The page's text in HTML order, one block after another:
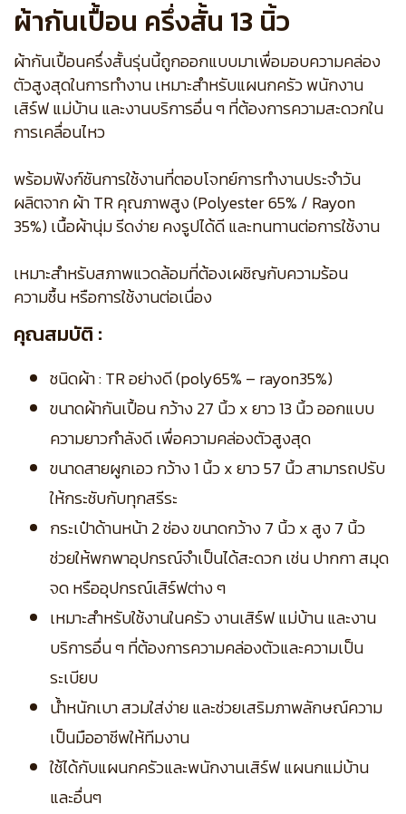
ผ้ากันเปื้อน ครึ่งสั้น 13 นิ้ว
ผ้ากันเปื้อนครึ่งสั้นรุ่นนี้ถูกออกแบบมาเพื่อมอบความคล่อง
ตัวสูงสุดในการทำงาน เหมาะสำหรับแผนกครัว พนักงาน
เสิร์ฟ แม่บ้าน และงานบริการอื่น ๆ ที่ต้องการความสะดวกใน
การเคลื่อนไหว
พร้อมฟังก์ชันการใช้งานที่ตอบโจทย์การทำงานประจำวัน
ผลิตจาก ผ้า TR คุณภาพสูง (Polyester 65% / Rayon
35%) เนื้อผ้านุ่ม รีดง่าย คงรูปได้ดี และทนทานต่อการใช้งาน
เหมาะสำหรับสภาพแวดล้อมที่ต้องเผชิญกับความร้อน
ความชื้น หรือการใช้งานต่อเนื่อง
คุณสมบัติ :
ชนิดผ้า : TR อย่างดี (poly65% – rayon35%)
ขนาดผ้ากันเปื้อน กว้าง 27 นิ้ว x ยาว 13 นิ้ว ออกแบบ
ความยาวกำลังดี เพื่อความคล่องตัวสูงสุด
ขนาดสายผูกเอว กว้าง 1 นิ้ว x ยาว 57 นิ้ว สามารถปรับ
ให้กระชับกับทุกสรีระ
กระเป๋าด้านหน้า 2 ช่อง ขนาดกว้าง 7 นิ้ว x สูง 7 นิ้ว
ช่วยให้พกพาอุปกรณ์จำเป็นได้สะดวก เช่น ปากกา สมุด
จด หรืออุปกรณ์เสิร์ฟต่าง ๆ
เหมาะสำหรับใช้งานในครัว งานเสิร์ฟ แม่บ้าน และงาน
บริการอื่น ๆ ที่ต้องการความคล่องตัวและความเป็น
ระเบียบ
น้ำหนักเบา สวมใส่ง่าย และช่วยเสริมภาพลักษณ์ความ
เป็นมืออาชีพให้ทีมงาน
ใช้ได้กับแผนกครัวและพนักงานเสิร์ฟ แผนกแม่บ้าน
และอื่นๆ